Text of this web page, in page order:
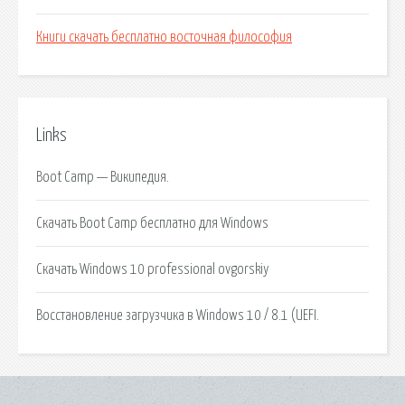
Книги скачать бесплатно восточная философия
Links
Boot Camp — Википедия.
Скачать Boot Camp бесплатно для Windows
Скачать Windows 10 professional ovgorskiy
Восстановление загрузчика в Windows 10 / 8.1 (UEFI.